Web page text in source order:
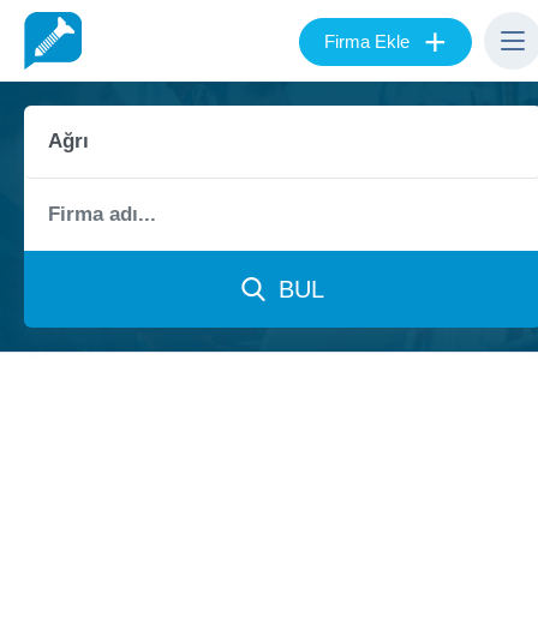
Firma Ekle +
BUL